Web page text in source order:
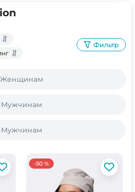
Фильтр
Женщинам
Мужчинам
Мужчинам
-50 %